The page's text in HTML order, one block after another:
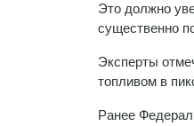
Это должно
существенно
Эксперты
топливом в
Ранее